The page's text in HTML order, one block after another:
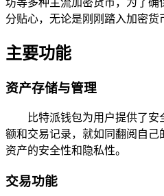
分贴心，无论是刚刚踏入加密货
主要功能
资产存储与管理
比特派钱包为用户提供了
额和交易记录，就如同翻阅自
资产的安全性和隐私性。
交易功能